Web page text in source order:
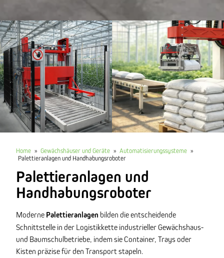
Home » Gewächshäuser und Geräte » Automatisierungssysteme »
Palettieranlagen und Handhabungsroboter
Palettieranlagen und
Handhabungsroboter
Moderne Palettieranlagen bilden die entscheidende
Schnittstelle in der Logistikkette industrieller Gewächshaus-
und Baumschulbetriebe, indem sie Container, Trays oder
Kisten präzise für den Transport stapeln.